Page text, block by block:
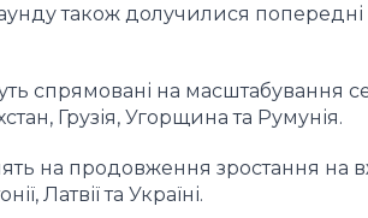
також долучилися
спрямовані на масштабування
Грузія, Угорщина та Румунія.
на продовження зростання на
Латвії та Україні.